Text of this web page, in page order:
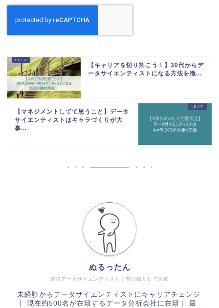
【キャリアを切り拓こう！】30代からデ
ータサイエンティストになる方法を徹...
【マネジメントしてて思うこと】データ
サイエンティストはキャラづくりが大
事...
現役データサイエンティスト｜管理職として活躍
ぬるったん
未経験からデータサイエンティストにキャリアチェンジ
｜ 現在約500名が在籍するデータ分析会社に在籍｜ 最